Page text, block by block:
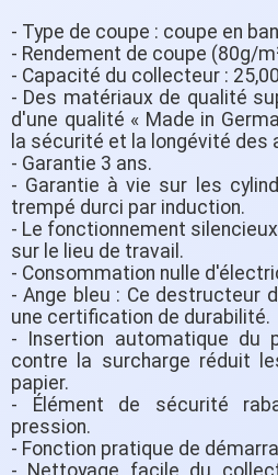
- Type de coupe : coupe en
- Rendement de coupe (80g/
- Capacité du collecteur : 25,00 l
- Des matériaux de qualité
d'une qualité « Made in
la sécurité et la longévité des
- Garantie 3 ans.
- Garantie à vie sur les
trempé durci par induction.
- Le fonctionnement
sur le lieu de travail.
- Consommation nulle
- Ange bleu : Ce destructeur
une certification de durabilité.
- Insertion automatique du
contre la surcharge réduit
papier.
- Élément de sécurité
pression.
- Fonction pratique de
- Nettoyage facile du